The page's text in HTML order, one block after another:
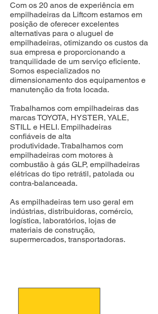
Com os 20 anos de experiência em
empilhadeiras da Liftcom estamos em
posição de oferecer excelentes
alternativas para o aluguel de
empilhadeiras, otimizando os custos da
sua empresa e proporcionando a
tranquilidade de um serviço eficiente.
Somos especializados no
dimensionamento dos equipamentos e
manutenção da frota locada.
Trabalhamos com empilhadeiras das
marcas TOYOTA, HYSTER, YALE,
STILL e HELI. Empilhadeiras
confiáveis de alta
produtividade.Trabalhamos com
empilhadeiras com motores à
combustão à gás GLP, empilhadeiras
elétricas do tipo retrátil, patolada ou
contra-balanceada.
As empilhadeiras tem uso geral em
indústrias, distribuidoras, comércio,
logística, laboratórios, lojas de
materiais de construção,
supermercados, transportadoras.